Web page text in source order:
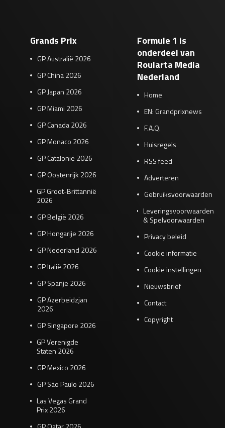
Grands Prix
GP Australië 2026
GP China 2026
GP Japan 2026
GP Miami 2026
GP Canada 2026
GP Monaco 2026
GP Catalonië 2026
GP Oostenrijk 2026
GP Groot-Brittannië
2026
GP België 2026
GP Hongarije 2026
GP Nederland 2026
GP Italië 2026
GP Spanje 2026
GP Azerbeidzjan
2026
GP Singapore 2026
GP Verenigde
Staten 2026
GP Mexico 2026
GP São Paulo 2026
Las Vegas Grand
Prix 2026
Formule 1 is
onderdeel van
Roularta Media
Nederland
Home
EN: Grandprixnews
F.A.Q.
Huisregels
RSS feed
Adverteren
Gebruiksvoorwaarden
Leveringsvoorwaarden
& Spelvoorwaarden
Privacy beleid
Cookie informatie
Cookie instellingen
Nieuwsbrief
Contact
Copyright